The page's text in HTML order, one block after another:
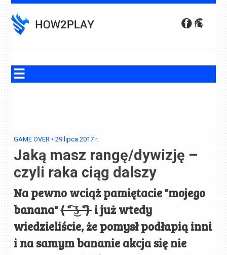
to
content
GAME OVER •29 lipca 2017 r.
Jaką masz rangę/dywizję –
czyli raka ciąg dalszy
Na pewno wciąż pamiętacie "mojego
banana"( ͡° ͜ʖ ͡°)i już wtedy
wiedzieliście, że pomysł podłapią inni
i na samym bananie akcja się nie